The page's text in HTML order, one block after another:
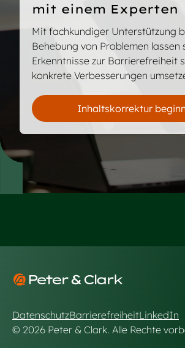
mit einem Experten
Mit fachkundiger Unterstützung
Behebung von Problemen lassen
Erkenntnisse zur Barrierefreiheit
konkrete Verbesserungen
Inhaltskorrektur
DatenschutzBarrierefreiheitLinkedIn
© 2026 Peter & Clark. Alle Rechte